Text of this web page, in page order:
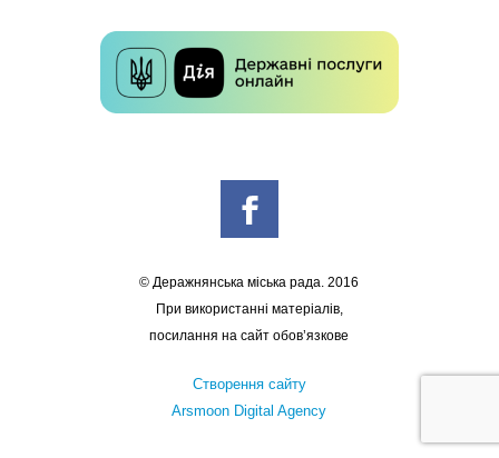
© Деражнянська міська рада. 2016
При використанні матеріалів,
посилання на сайт обов’язкове
Створення сайту
Arsmoon Digital Agency